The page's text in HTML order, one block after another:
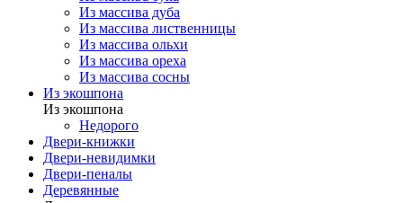
Из массива дуба
Из массива лиственницы
Из массива ольхи
Из массива ореха
Из массива сосны
Из экошпона
Из экошпона
Недорого
Двери-книжки
Двери-невидимки
Двери-пеналы
Деревянные